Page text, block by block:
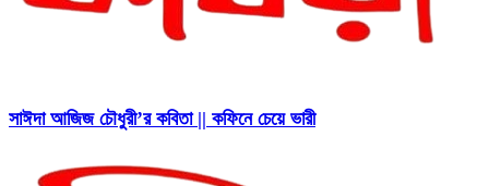
সাঈদা আজিজ চৌধুরী’র কবিতা || কফিনে চেয়ে ভারী